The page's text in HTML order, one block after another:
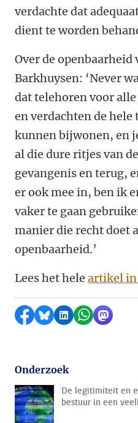
verdachte dat
dient te worden
Over de
Barkhuysen: ‘Never
dat telehoren voor
en verdachten de
kunnen bijwonen, en
al die dure ritjes van
gevangenis en terug,
er ook mee in, ben ik
vaker te gaan
manier die recht doet
openbaarheid.’
Lees het hele artikel in
Delen op Facebook
Delen via Bluesky
Delen opDelen via
Delen
Onderzoek
De legitimiteit en
bestuur in een